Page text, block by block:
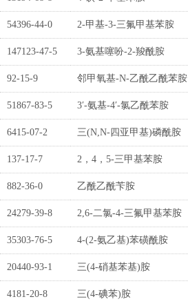
54396-44-0 2-甲基-3-三氟甲基苯胺
147123-47-5 3-氨基噻吩-2-羧酰胺
92-15-9 邻甲氧基-N-乙酰乙酰苯胺
51867-83-5 3′-氨基-4′-氯乙酰苯胺
6415-07-2 三(N,N-四亚甲基)磷酰胺
137-17-7 2，4，5-三甲基苯胺
882-36-0 乙酰乙酰苄胺
24279-39-8 2,6-二氯-4-三氟甲基苯胺
35303-76-5 4-(2-氨乙基)苯磺酰胺
20440-93-1 三(4-硝基苯基)胺
4181-20-8 三(4-碘苯)胺